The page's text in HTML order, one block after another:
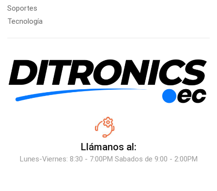
Soportes
Tecnología
Llámanos al:
Lunes-Viernes: 8:30 - 7:00PM Sabados de 9:00 - 2:00PM